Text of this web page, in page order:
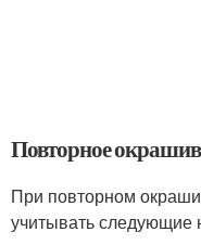
Повторное
При повторном
учитывать следующие